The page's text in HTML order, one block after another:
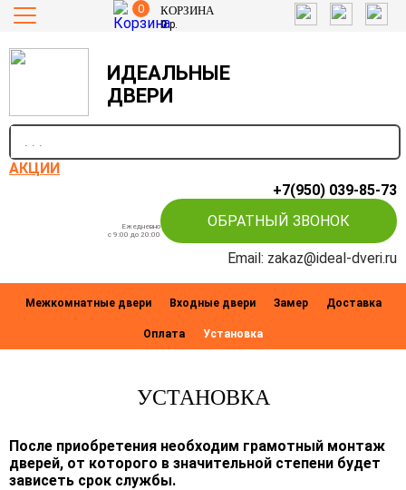
0 КОРЗИНА
0р.
ИДЕАЛЬНЫЕ
ДВЕРИ
АКЦИИ
+7(950) 039-85-73
Ежедневно
c 9:00 до 20:00
ОБРАТНЫЙ ЗВОНОК
Email: zakaz@ideal-dveri.ru
Межкомнатные двери Входные двери Замер Доставка
Оплата Установка
УСТАНОВКА
После приобретения необходим грамотный монтаж
дверей, от которого в значительной степени будет
зависеть срок службы.